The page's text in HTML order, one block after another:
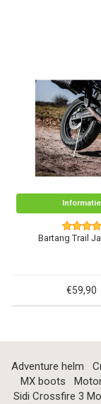
Informatie
Bartang Trail
€59,90
Adventure helm
MX boots
Sidi Crossfire 3